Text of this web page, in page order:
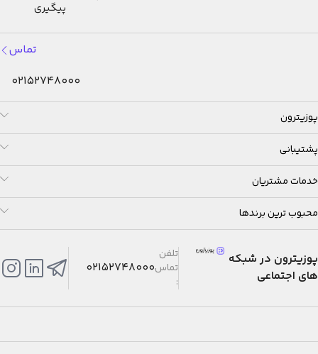
پیگیری
تماس
02152748000
پوزیترون
پشتیبانی
خدمات مشتریان
محبوب ترین برندها
پوزیترون در شبکه
های اجتماعی
تلفن
تماس
:
02152748000